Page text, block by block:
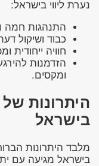
נערת ליווי בישראל:
התנהגות חמה
כבוד ושיקול
חוויה
הזדמנות
ומקסים.
היתרונות
בישראל
מלבד היתרונות
בישראל מגיעה עם